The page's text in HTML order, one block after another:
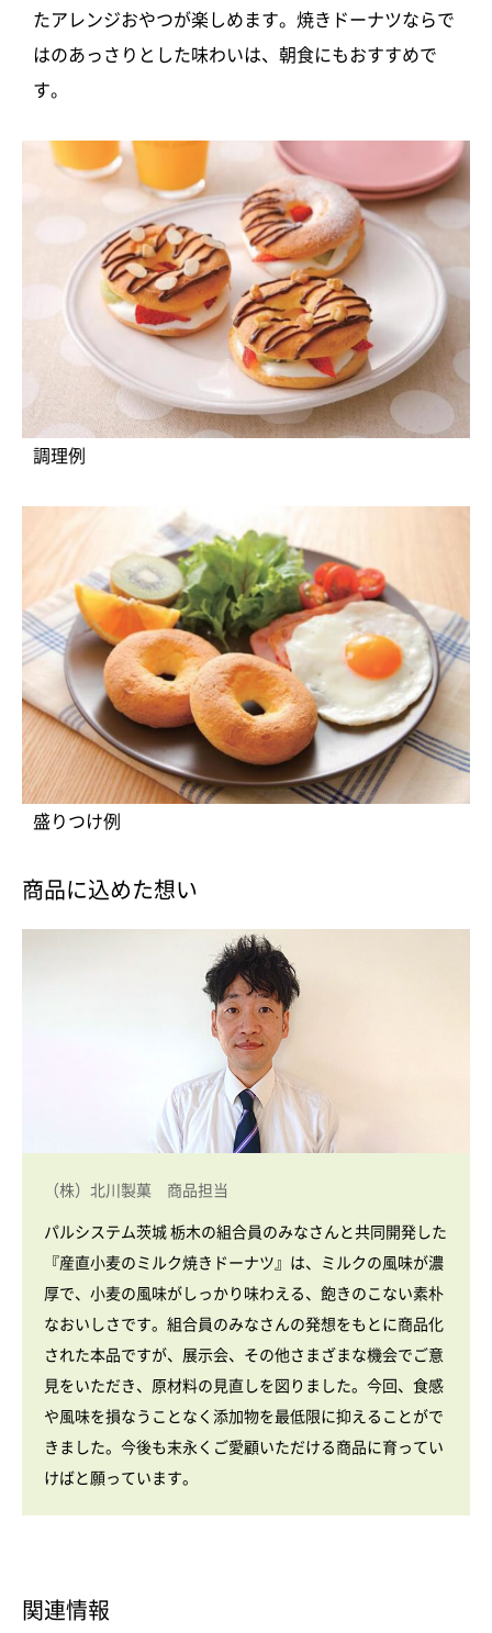
たアレンジおやつが楽しめます。焼きドーナツならで
はのあっさりとした味わいは、朝食にもおすすめで
す。
調理例
盛りつけ例
商品に込めた想い
（株）北川製菓 商品担当
パルシステム茨城 栃木の組合員のみなさんと共同開発した
『産直小麦のミルク焼きドーナツ』は、ミルクの風味が濃
厚で、小麦の風味がしっかり味わえる、飽きのこない素朴
なおいしさです。組合員のみなさんの発想をもとに商品化
された本品ですが、展示会、その他さまざまな機会でご意
見をいただき、原材料の見直しを図りました。今回、食感
や風味を損なうことなく添加物を最低限に抑えることがで
きました。今後も末永くご愛顧いただける商品に育ってい
けばと願っています。
関連情報